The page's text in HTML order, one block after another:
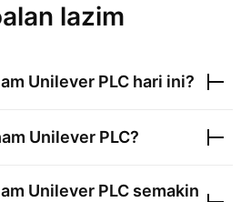
lazim
Unilever PLC hari ini?
Unilever PLC?
Unilever PLC semakin